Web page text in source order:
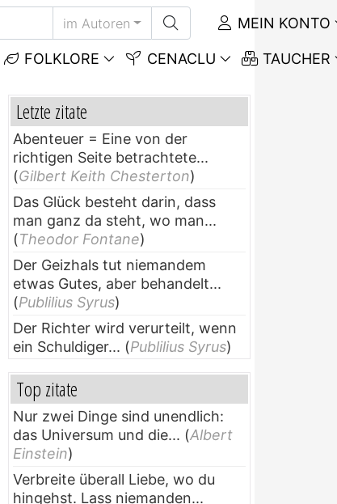
im Autoren MEIN KONTO
FOLKLORE CENACLU TAUCHER
Letzte zitate
Abenteuer = Eine von der
richtigen Seite betrachtete...
(Gilbert Keith Chesterton)
Das Glück besteht darin, dass
man ganz da steht, wo man...
(Theodor Fontane)
Der Geizhals tut niemandem
etwas Gutes, aber behandelt...
(Publilius Syrus)
Der Richter wird verurteilt, wenn
ein Schuldiger... (Publilius Syrus)
Top zitate
Nur zwei Dinge sind unendlich:
das Universum und die... (Albert
Einstein)
Verbreite überall Liebe, wo du
hingehst. Lass niemanden...